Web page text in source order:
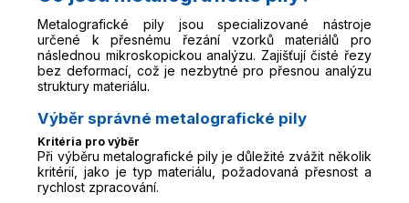
Metalografické pily jsou specializované nástroje
určené k přesnému řezání vzorků materiálů pro
následnou mikroskopickou analýzu. Zajišťují čisté řezy
bez deformací, což je nezbytné pro přesnou analýzu
struktury materiálu.
Výběr správné metalografické pily
Kritéria pro výběr
Při výběru metalografické pily je důležité zvážit několik
kritérií, jako je typ materiálu, požadovaná přesnost a
rychlost zpracování.